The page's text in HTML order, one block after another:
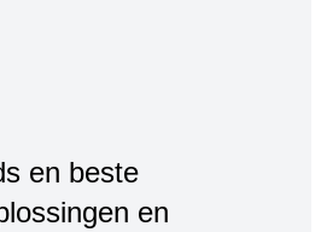
en beste
en